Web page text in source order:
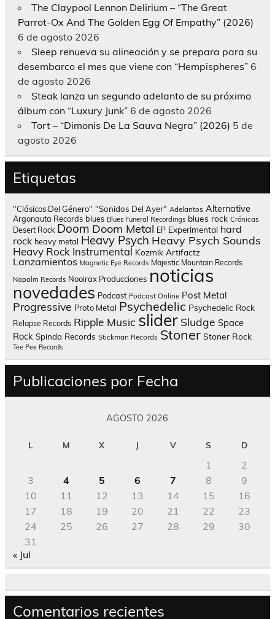
The Claypool Lennon Delirium – “The Great
Parrot-Ox And The Golden Egg Of Empathy” (2026)
6 de agosto 2026
Sleep renueva su alineación y se prepara para su
desembarco el mes que viene con “Hempispheres” 6
de agosto 2026
Steak lanza un segundo adelanto de su próximo
álbum con “Luxury Junk” 6 de agosto 2026
Tort – “Dimonis De La Sauva Negra” (2026) 5 de
agosto 2026
Etiquetas
"Clásicos Del Género" "Sonidos Del Ayer" Adelantos Alternative
Argonauta Records blues Blues Funeral Recordings blues rock Crónicas
Desert Rock Doom Doom Metal EP Experimental hard
rock heavy metal Heavy Psych Heavy Psych Sounds
Heavy Rock Instrumental Kozmik Artifactz
Lanzamientos Magnetic Eye Records Majestic Mountain Records
Napalm Records Nooirax Producciones noticias
novedades Podcast Podcast Online Post Metal
Progressive Proto Metal Psychedelic Psychedelic Rock
Relapse Records Ripple Music slider Sludge Space
Rock Spinda Records Stickman Records Stoner Stoner Rock
Tee Pee Records
Publicaciones por Fecha
AGOSTO 2026
L M X J V S D
1
2
3
4 5 6 7 8
9
10
11 12 13 14 15
16
17
18 19 20 21 22
23
24
25 26 27 28 29
30
31
« Jul
Comentarios recientes